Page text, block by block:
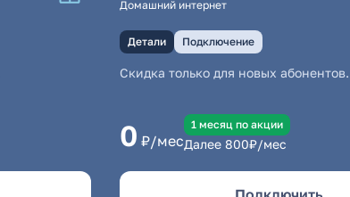
Домашний интернет
Детали Подключение
Скидка только для новых абонентов.
0 ₽/мес
1 месяц по акции
Далее 800₽/мес